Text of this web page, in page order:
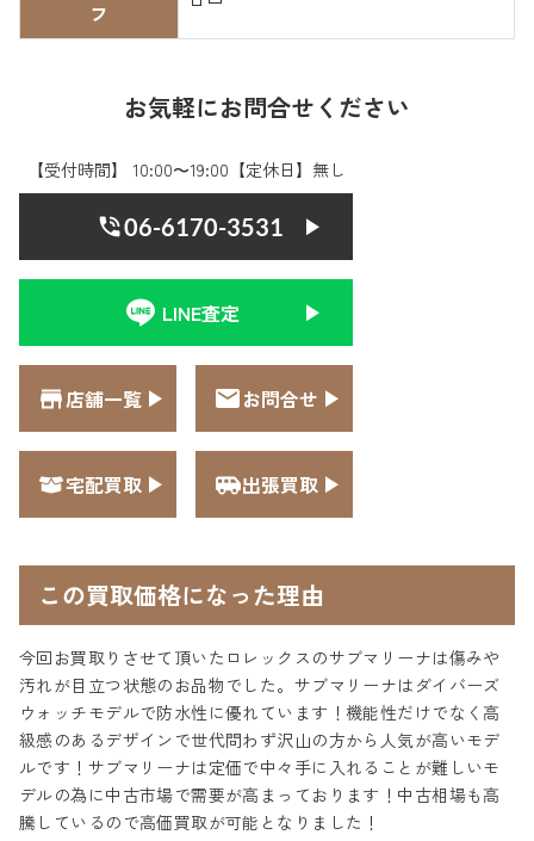
フ
お気軽にお問合せください
【受付時間】 10:00〜19:00【定休日】無し
06-6170-3531
LINE査定
店舗一覧 お問合せ
宅配買取 出張買取
この買取価格になった理由
今回お買取りさせて頂いたロレックスのサブマリーナは傷みや
汚れが目立つ状態のお品物でした。サブマリーナはダイバーズ
ウォッチモデルで防水性に優れています！機能性だけでなく高
級感のあるデザインで世代問わず沢山の方から人気が高いモデ
ルです！サブマリーナは定価で中々手に入れることが難しいモ
デルの為に中古市場で需要が高まっております！中古相場も高
騰しているので高価買取が可能となりました！